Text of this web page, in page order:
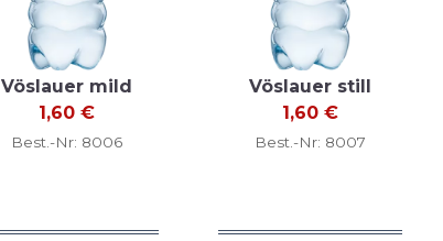
Vöslauer mild
1,60€
Best.-Nr: 8006
Vöslauer still
1,60€
Best.-Nr: 8007